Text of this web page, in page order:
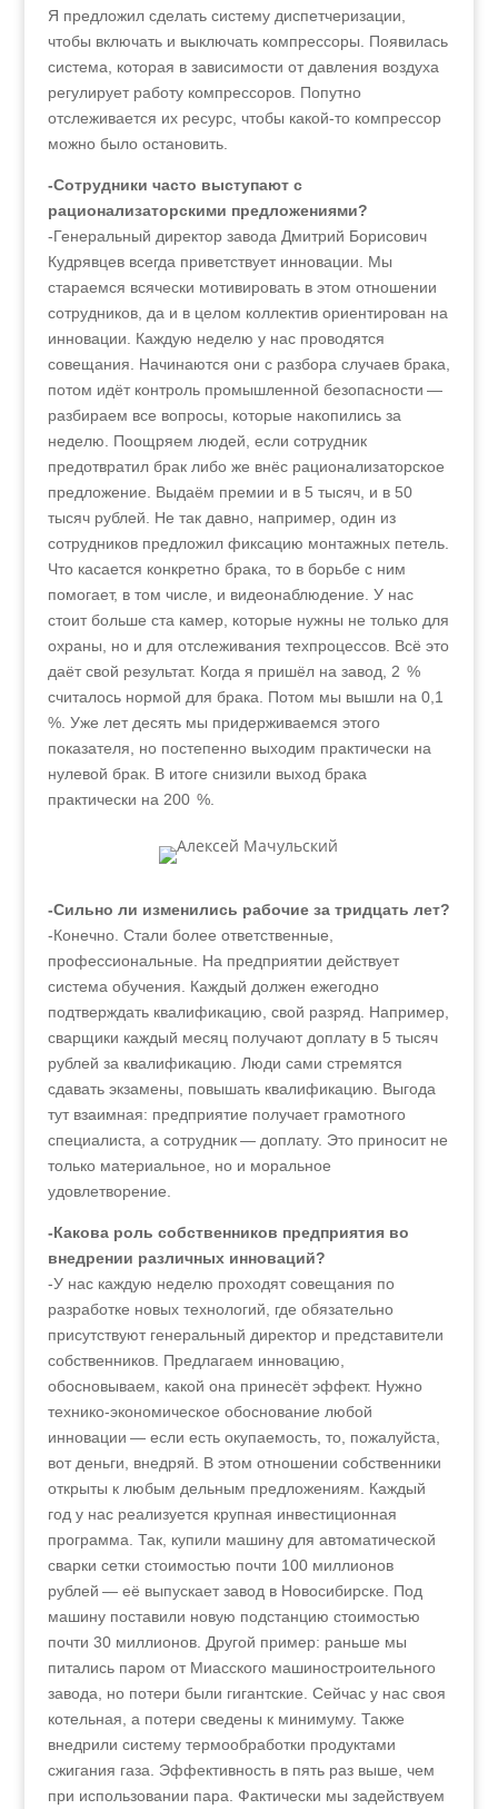
Я предложил сделать систему диспетчеризации,
чтобы включать и выключать компрессоры. Появилась
система, которая в зависимости от давления воздуха
регулирует работу компрессоров. Попутно
отслеживается их ресурс, чтобы какой-то компрессор
можно было остановить.
-Сотрудники часто выступают с
рационализаторскими предложениями?
-Генеральный директор завода Дмитрий Борисович
Кудрявцев всегда приветствует инновации. Мы
стараемся всячески мотивировать в этом отношении
сотрудников, да и в целом коллектив ориентирован на
инновации. Каждую неделю у нас проводятся
совещания. Начинаются они с разбора случаев брака,
потом идёт контроль промышленной безопасности —
разбираем все вопросы, которые накопились за
неделю. Поощряем людей, если сотрудник
предотвратил брак либо же внёс рационализаторское
предложение. Выдаём премии и в 5 тысяч, и в 50
тысяч рублей. Не так давно, например, один из
сотрудников предложил фиксацию монтажных петель.
Что касается конкретно брака, то в борьбе с ним
помогает, в том числе, и видеонаблюдение. У нас
стоит больше ста камер, которые нужны не только для
охраны, но и для отслеживания техпроцессов. Всё это
даёт свой результат. Когда я пришёл на завод, 2 %
считалось нормой для брака. Потом мы вышли на 0,1
%. Уже лет десять мы придерживаемся этого
показателя, но постепенно выходим практически на
нулевой брак. В итоге снизили выход брака
практически на 200 %.
-Сильно ли изменились рабочие за тридцать лет?
-Конечно. Стали более ответственные,
профессиональные. На предприятии действует
система обучения. Каждый должен ежегодно
подтверждать квалификацию, свой разряд. Например,
сварщики каждый месяц получают доплату в 5 тысяч
рублей за квалификацию. Люди сами стремятся
сдавать экзамены, повышать квалификацию. Выгода
тут взаимная: предприятие получает грамотного
специалиста, а сотрудник — доплату. Это приносит не
только материальное, но и моральное
удовлетворение.
-Какова роль собственников предприятия во
внедрении различных инноваций?
-У нас каждую неделю проходят совещания по
разработке новых технологий, где обязательно
присутствуют генеральный директор и представители
собственников. Предлагаем инновацию,
обосновываем, какой она принесёт эффект. Нужно
технико-экономическое обоснование любой
инновации — если есть окупаемость, то, пожалуйста,
вот деньги, внедряй. В этом отношении собственники
открыты к любым дельным предложениям. Каждый
год у нас реализуется крупная инвестиционная
программа. Так, купили машину для автоматической
сварки сетки стоимостью почти 100 миллионов
рублей — её выпускает завод в Новосибирске. Под
машину поставили новую подстанцию стоимостью
почти 30 миллионов. Другой пример: раньше мы
питались паром от Миасского машиностроительного
завода, но потери были гигантские. Сейчас у нас своя
котельная, а потери сведены к минимуму. Также
внедрили систему термообработки продуктами
сжигания газа. Эффективность в пять раз выше, чем
при использовании пара. Фактически мы задействуем